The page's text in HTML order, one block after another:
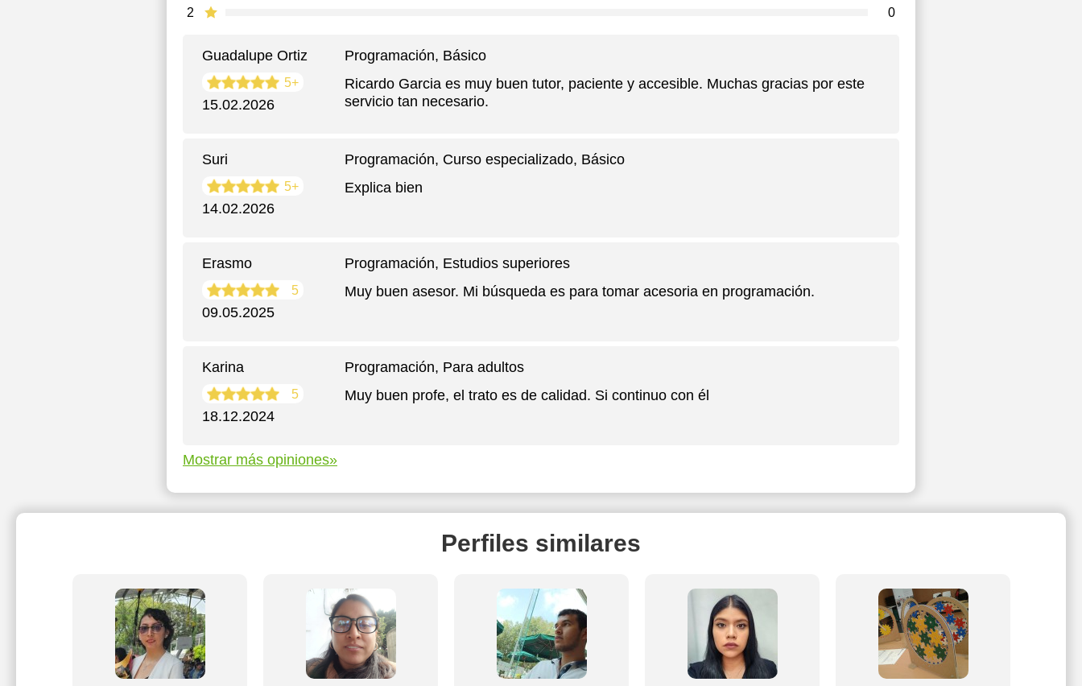
2 0
Guadalupe Ortiz
5+
15.02.2026
Programación, Básico
Ricardo Garcia es muy buen tutor, paciente y accesible. Muchas gracias por este
servicio tan necesario.
Suri
5+
14.02.2026
Programación, Curso especializado, Básico
Explica bien
Erasmo
5
09.05.2025
Programación, Estudios superiores
Muy buen asesor. Mi búsqueda es para tomar acesoria en programación.
Karina
5
18.12.2024
Programación, Para adultos
Muy buen profe, el trato es de calidad. Si continuo con él
Mostrar más opiniones»
Perfiles similares